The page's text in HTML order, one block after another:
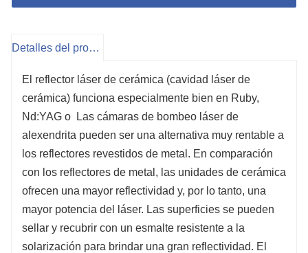
Detalles del producto
El reflector láser de cerámica (cavidad láser de
cerámica) funciona especialmente bien en Ruby,
Nd:YAG o Las cámaras de bombeo láser de
alexendrita pueden ser una alternativa muy rentable a
los reflectores revestidos de metal. En comparación
con los reflectores de metal, las unidades de cerámica
ofrecen una mayor reflectividad y, por lo tanto, una
mayor potencia del láser. Las superficies se pueden
sellar y recubrir con un esmalte resistente a la
solarización para brindar una gran reflectividad. El